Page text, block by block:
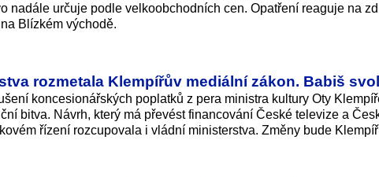
nadále určuje podle velkoobchodních cen. Opatření reaguje na
Blízkém východě.
rozmetala Klempířův mediální zákon. Babiš
koncesionářských poplatků z pera ministra kultury Oty
bitva. Návrh, který má převést financování České televize a
řízení rozcupovala i vládní ministerstva. Změny bude